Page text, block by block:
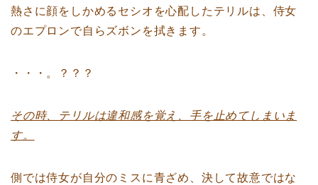
熱さに顔をしかめるセシオを心配したテリルは、侍女
のエプロンで自らズボンを拭きます。
・・・。？？？
その時、テリルは違和感を覚え、手を止めてしまいま
す。
側では侍女が自分のミスに青ざめ、決して故意ではな